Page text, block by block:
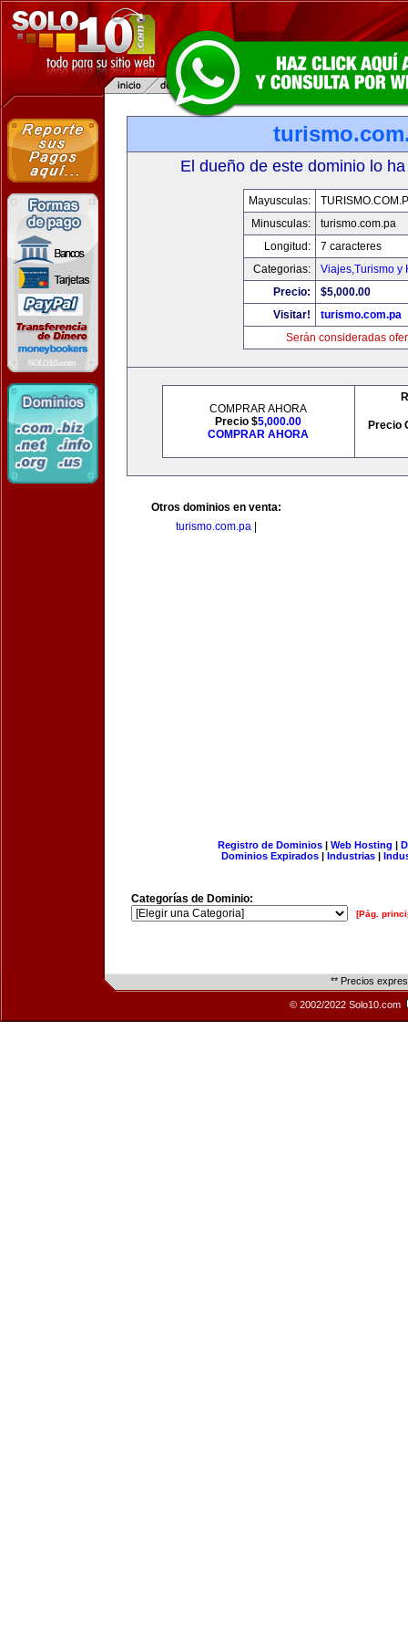
El dueño de este dominio lo
Mayusculas:
Minusculas:
turismo.com.pa
Longitud:
7 caracteres
Categorias:
Viajes,Turismo y
Precio:
$5,000.00
Visitar!
turismo.com.pa
Serán consideradas
COMPRAR AHORA
Precio $5,000.00
COMPRAR AHORA
Precio
Otros dominios en venta:
turismo.com.pa
Registro de Dominios| Web Hosting |
Dominios Expirados | Industrias |
Categorías de Dominio:
[Pág.
** Precios
© 2002/2022 Solo10.com